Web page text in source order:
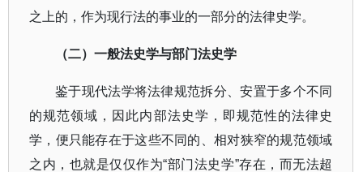
之上的，作为现行法的事业的一部分的法律史学。
（二）一般法史学与部门法史学
鉴于现代法学将法律规范拆分、安置于多个不同
的规范领域，因此内部法史学，即规范性的法律史
学，便只能存在于这些不同的、相对狭窄的规范领域
之内，也就是仅仅作为“部门法史学”存在，而无法超